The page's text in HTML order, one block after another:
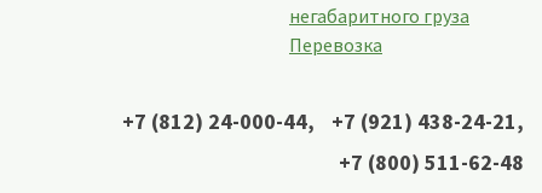
негабаритного груза
Перевозка
+7 (812) 24-000-44, +7 (921) 438-24-21,
+7 (800) 511-62-48